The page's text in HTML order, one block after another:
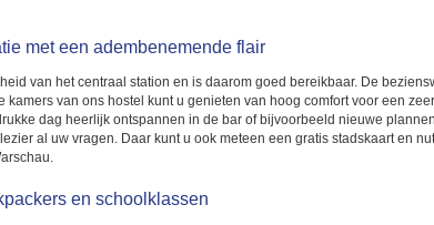
met een adembenemende flair
van het centraal station en is daarom goed bereikbaar. De
kamers van ons hostel kunt u genieten van hoog comfort voor een
dag heerlijk ontspannen in de bar of bijvoorbeeld nieuwe
al uw vragen. Daar kunt u ook meteen een gratis stadskaart en
en schoolklassen